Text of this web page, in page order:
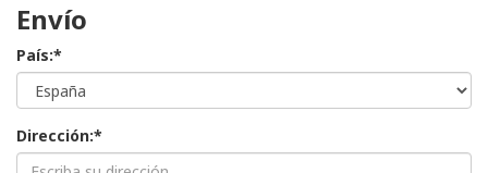
Envío
País:*
Dirección:*